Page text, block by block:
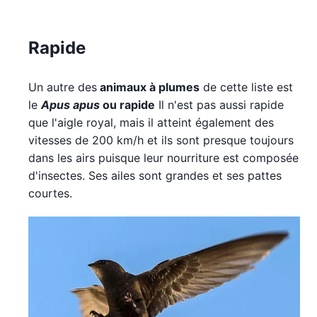
Rapide
Un autre des animaux à plumes de cette liste est
le Apus apus ou rapide Il n'est pas aussi rapide
que l'aigle royal, mais il atteint également des
vitesses de 200 km/h et ils sont presque toujours
dans les airs puisque leur nourriture est composée
d'insectes. Ses ailes sont grandes et ses pattes
courtes.